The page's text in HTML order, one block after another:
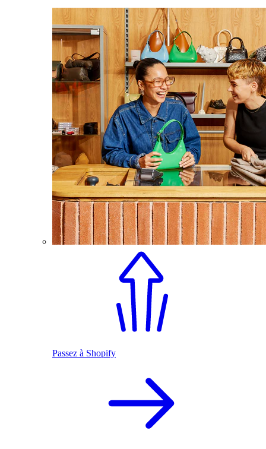
Passez à Shopify